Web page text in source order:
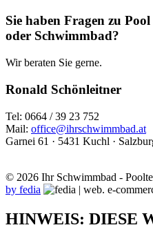
Sie haben Fragen zu Pool
oder Schwimmbad?
Wir beraten Sie gerne.
Ronald Schönleitner
Tel: 0664 / 39 23 752
Mail: office@ihrschwimmbad.at
Garnei 61 · 5431 Kuchl ·
© 2026 Ihr Schwimmbad -
by fedia
HINWEIS: DIESE